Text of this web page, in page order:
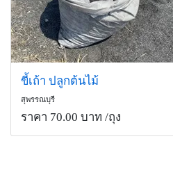
ขี้เถ้า ปลูกต้นไม้
สุพรรณบุรี
ราคา 70.00 บาท /ถุง